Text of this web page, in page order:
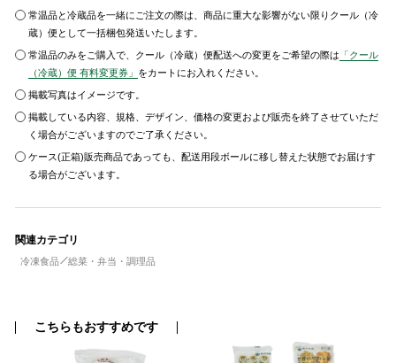
常温品と冷蔵品を一緒にご注文の際は、商品に重大な影響がない限りクール（冷
蔵）便として一括梱包発送いたします。
常温品のみをご購入で、クール（冷蔵）便配送への変更をご希望の際は 「クール
（冷蔵）便 有料変更券」 をカートにお入れください。
掲載写真はイメージです。
掲載している内容、規格、デザイン、価格の変更および販売を終了させていただ
く場合がございますのでご了承ください。
ケース(正箱)販売商品であっても、配送用段ボールに移し替えた状態でお届けす
る場合がございます。
関連カテゴリ
冷凍食品 総菜・弁当・調理品
こちらもおすすめです